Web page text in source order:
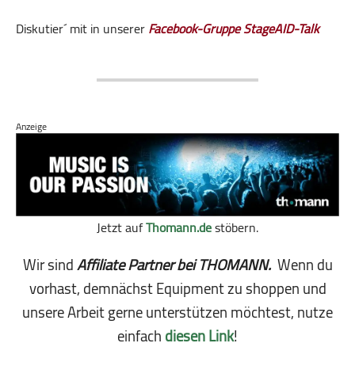
Diskutier´ mit in unsererFacebook-Gruppe StageAID-Talk
Anzeige
Jetzt aufThomann.destöbern.
Wir sindAffiliate Partner bei THOMANN.Wenn du
vorhast, demnächst Equipment zu shoppen und
unsere Arbeit gerne unterstützen möchtest, nutze
einfachdiesen Link!